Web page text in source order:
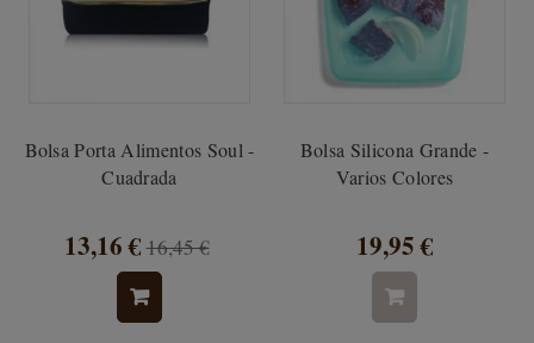
Bolsa Porta Alimentos Soul -
Cuadrada
13,16 €16,45 €
Bolsa Silicona Grande -
Varios Colores
19,95 €